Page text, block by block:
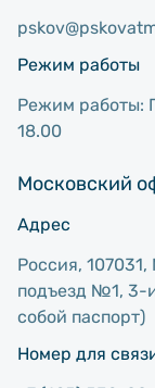
Режим работы
Режим работы:
18.00
Московский
Адрес
Россия,
подъезд №1, 3-
собой паспорт)
Номер для